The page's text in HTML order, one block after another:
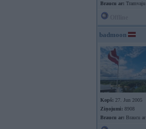
Braucu ar: Tramvaju
badmoon
Kopš: 27. Jun 2005
Ziņojumi: 8908
Braucu ar: Braucu ar